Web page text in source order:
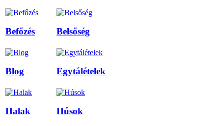
Befőzés Belsőség
Blog Egytálételek
Halak Húsok